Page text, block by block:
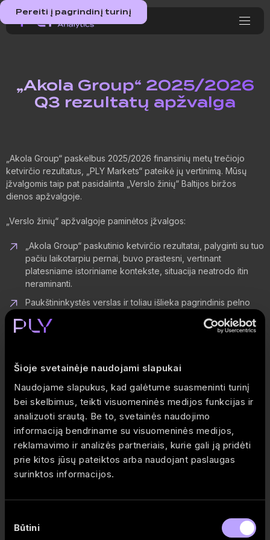
Šioje svetainėje naudojami slapukai
Naudojame slapukus, kad galėtume suasmeninti turinį
bei skelbimus, teikti visuomeninės medijos funkcijas ir
analizuoti srautą. Be to, svetainės naudojimo
informaciją bendriname su visuomeninės medijos,
reklamavimo ir analizės partneriais, kurie gali ją pridėti
prie kitos jūsų pateiktos arba naudojant paslaugas
surinktos informacijos.
pasirinkimas
Būtini
Pereiti į pagrindinį turinį
„Akola Group“ 2025/2026
Q3 rezultatų apžvalga
„Akola Group“ paskelbus 2025/2026 finansinių metų trečiojo
ketvirčio rezultatus, „PLY Markets“ pateikė jų vertinimą. Mūsų
įžvalgomis taip pat pasidalinta „Verslo žinių“ Baltijos biržos
dienos apžvalgoje.
„Verslo žinių“ apžvalgoje paminėtos įžvalgos:
„Akola Group“ paskutinio ketvirčio rezultatai, palyginti su tuo
pačiu laikotarpiu pernai, buvo prastesni, vertinant
platesniame istoriniame kontekste, situacija neatrodo itin
neraminanti.
Paukštininkystės verslas ir toliau išlieka pagrindinis pelno
nors sudaro tik apie 25% pajamų.
daugiausia apyvartinio kapitalo pokyčiai, o ne stipresnis
pinigų generavimas iš pagrindinės veiklos (FFO).
Vertinimo rodikliai yra palyginti žemi: P/E siekia 5,1x,
EV/EBITDA – 6,2x.
Pilnas „PLY Markets“ komentaras:
Akola Group 2026 Q1 financial
review: one segment is carrying the business
„Verslo žinių“ 2026-05-21 apžvalga: